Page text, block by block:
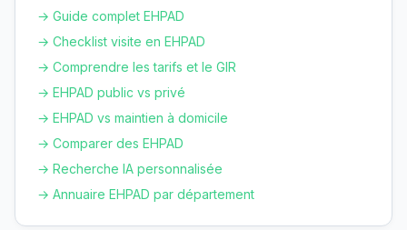
→ Guide complet EHPAD
→ Checklist visite en EHPAD
→ Comprendre les tarifs et le GIR
→ EHPAD public vs privé
→ EHPAD vs maintien à domicile
→ Comparer des EHPAD
→ Recherche IA personnalisée
→ Annuaire EHPAD par département